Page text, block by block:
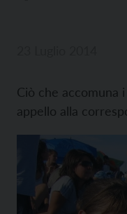
Ciò che accomuna
appello alla